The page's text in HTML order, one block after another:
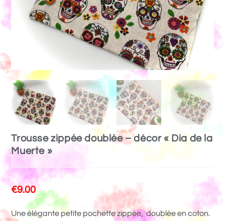
Trousse zippée doublée – décor « Dia de la
Muerte »
€9.00
Une élégante petite pochette zippée, doublée en coton.